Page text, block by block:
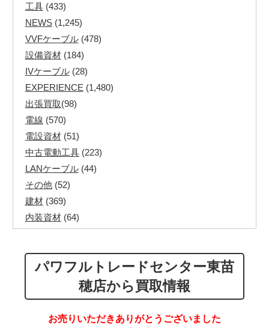
工具(433)
NEWS(1,245)
VVFケーブル(478)
設備資材(184)
IVケーブル(28)
EXPERIENCE (1,480)
出張買取(98)
電線 (570)
電設資材(51)
中古電動工具(223)
LANケーブル(44)
その他(52)
建材(369)
内装資材(64)
その他ツール (48)
(40)
その他建築資材(113)
半端電線(40)
パワフルトレードセンター東苗
穂店から買取情報
お売りいただきありがとうございました